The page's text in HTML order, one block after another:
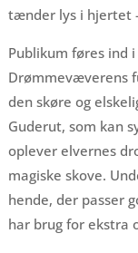
tænder lys i hjertet
Publikum føres ind
Drømmevæverens
den skøre og
Guderut, som kan
oplever elvernes
magiske skove.
hende, der passer
har brug for ekstra